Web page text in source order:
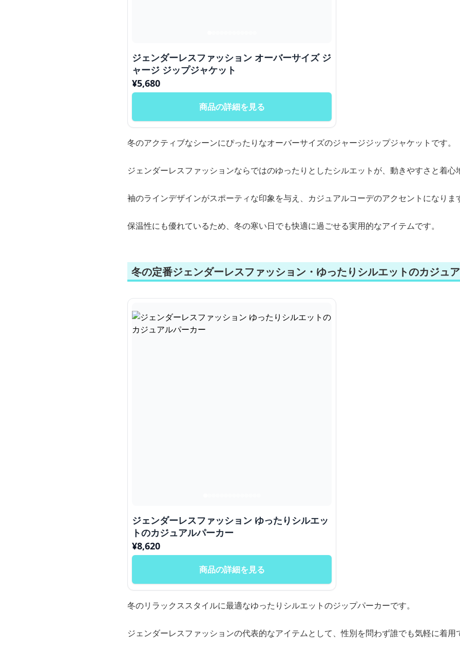
ジェンダーレスファッション オーバーサイズ ジ
ャージ ジップジャケット
¥5,680
商品の詳細を見る
冬のアクティブなシーンにぴったりなオーバーサイズのジャージジップジャケットです。
ジェンダーレスファッションならではのゆったりとしたシルエットが、動きやすさと着心
袖のラインデザインがスポーティな印象を与え、カジュアルコーデのアクセントになりま
保温性にも優れているため、冬の寒い日でも快適に過ごせる実用的なアイテムです。
冬の定番ジェンダーレスファッション・ゆったりシルエットのカジュ
ジェンダーレスファッション ゆったりシルエッ
トのカジュアルパーカー
¥8,620
商品の詳細を見る
冬のリラックススタイルに最適なゆったりシルエットのジップパーカーです。
ジェンダーレスファッションの代表的なアイテムとして、性別を問わず誰でも気軽に着用